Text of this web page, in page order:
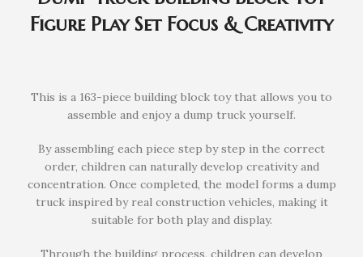
Figure Play Set Focus & Creativity
This is a 163-piece building block toy that allows you to
assemble and enjoy a dump truck yourself.
By assembling each piece step by step in the correct
order, children can naturally develop creativity and
concentration. Once completed, the model forms a dump
truck inspired by real construction vehicles, making it
suitable for both play and display.
Through the building process, children can develop